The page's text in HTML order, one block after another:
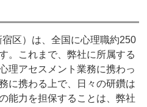
区）は、全国に心理職約250
。これまで、弊社に所属する
理アセスメント業務に携わっ
に携わる上で、日々の研鑽は
能力を担保することは、弊社